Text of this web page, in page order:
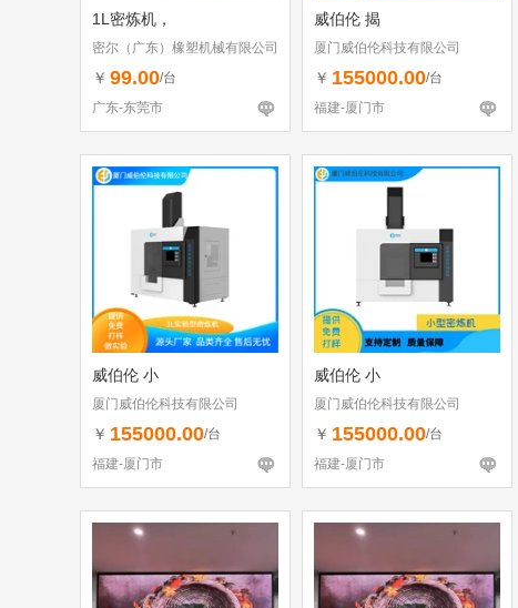
1L密炼机，
密尔（广东）橡塑机械有限公司
￥ 99.00/台
广东-东莞市
威伯伦 揭
厦门威伯伦科技有限公司
￥ 155000.00/台
福建-厦门市
威伯伦 小
厦门威伯伦科技有限公司
￥ 155000.00/台
福建-厦门市
威伯伦 小
厦门威伯伦科技有限公司
￥ 155000.00/台
福建-厦门市